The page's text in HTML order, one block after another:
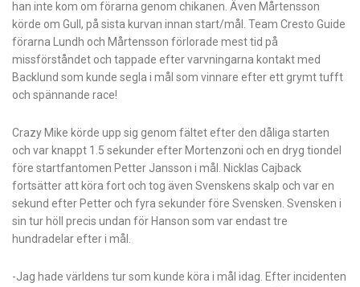
han inte kom om förarna genom chikanen. Även Mårtensson
körde om Gull, på sista kurvan innan start/mål. Team Cresto Guide
förarna Lundh och Mårtensson förlorade mest tid på
missförståndet och tappade efter varvningarna kontakt med
Backlund som kunde segla i mål som vinnare efter ett grymt tufft
och spännande race!
Crazy Mike körde upp sig genom fältet efter den dåliga starten
och var knappt 1.5 sekunder efter Mortenzoni och en dryg tiondel
före startfantomen Petter Jansson i mål. Nicklas Cajback
fortsätter att köra fort och tog även Svenskens skalp och var en
sekund efter Petter och fyra sekunder före Svensken. Svensken i
sin tur höll precis undan för Hanson som var endast tre
hundradelar efter i mål.
-Jag hade världens tur som kunde köra i mål idag. Efter incidenten